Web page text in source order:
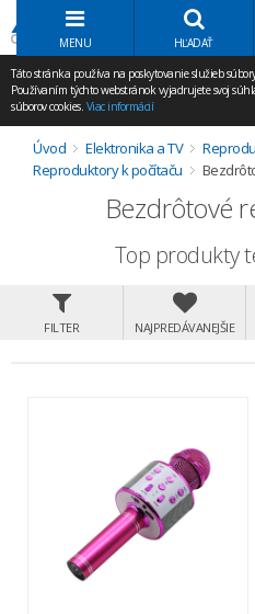
MENU HĽADAŤ
Táto stránka používa na poskytovanie služieb
Používaním týchto webstránok vyjadrujete svoj
súborov cookies. Viac informácií
Úvod Elektronika a TV
Reproduktory k počítaču
Bezdrôtové
Top produkty
FILTER NAJPREDÁVANEJŠIE